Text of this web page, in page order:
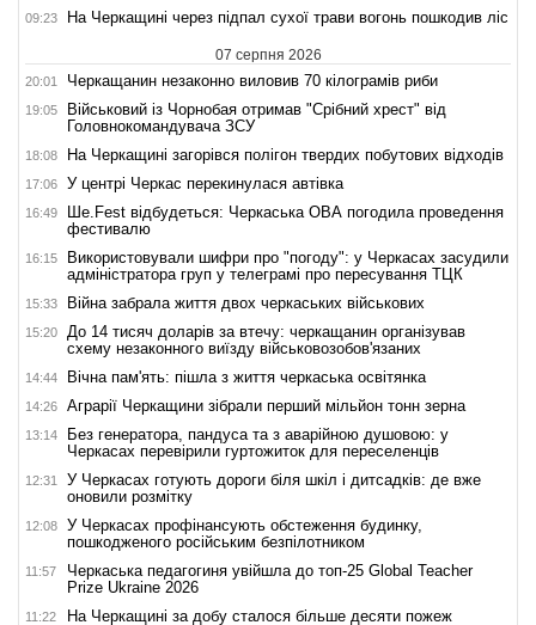
09:23 На Черкащині через підпал сухої трави вогонь пошкодив ліс
07 серпня 2026
20:01 Черкащанин незаконно виловив 70 кілограмів риби
19:05
Військовий із Чорнобая отримав "Срібний хрест" від
Головнокомандувача ЗСУ
18:08 На Черкащині загорівся полігон твердих побутових відходів
17:06 У центрі Черкас перекинулася автівка
16:49
Ше.Fest відбудеться: Черкаська ОВА погодила проведення
фестивалю
16:15
Використовували шифри про "погоду": у Черкасах засудили
адміністратора груп у телеграмі про пересування ТЦК
15:33 Війна забрала життя двох черкаських військових
15:20
До 14 тисяч доларів за втечу: черкащанин організував
схему незаконного виїзду військовозобов'язаних
14:44 Вічна пам'ять: пішла з життя черкаська освітянка
14:26 Аграрії Черкащини зібрали перший мільйон тонн зерна
13:14
Без генератора, пандуса та з аварійною душовою: у
Черкасах перевірили гуртожиток для переселенців
12:31
У Черкасах готують дороги біля шкіл і дитсадків: де вже
оновили розмітку
12:08
У Черкасах профінансують обстеження будинку,
пошкодженого російським безпілотником
11:57
Черкаська педагогиня увійшла до топ-25 Global Teacher
Prize Ukraine 2026
11:22 На Черкащині за добу сталося більше десяти пожеж